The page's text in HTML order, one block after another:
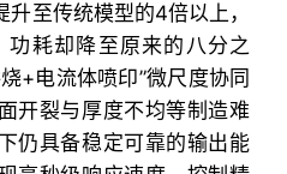
至传统模型的4倍以上，
耗却降至原来的八分之
+电流体喷印”微尺度协同
开裂与厚度不均等制造难
仍具备稳定可靠的输出能